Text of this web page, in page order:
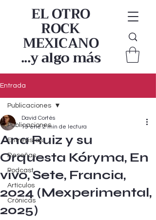
EL OTRO
ROCK
MEXICANO
...y algo más
Entrada
Publicaciones
Entrevistas
Reseñas
Podcast
Artículos
Crónicas
Publicaciones
Ana Ruiz y su
Orquesta Kóryma, En
vivo, Sete, Francia,
2024 (Mexperimental,
2025)
David Cortés
19 ene 2 min de lectura